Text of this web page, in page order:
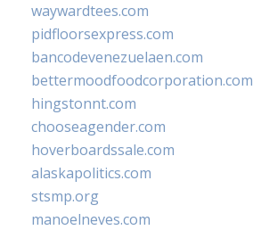
waywardtees.com
pidfloorsexpress.com
bancodevenezuelaen.com
bettermoodfoodcorporation.com
hingstonnt.com
chooseagender.com
hoverboardssale.com
alaskapolitics.com
stsmp.org
manoelneves.com